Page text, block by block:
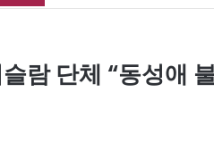
람 단체 “동성애